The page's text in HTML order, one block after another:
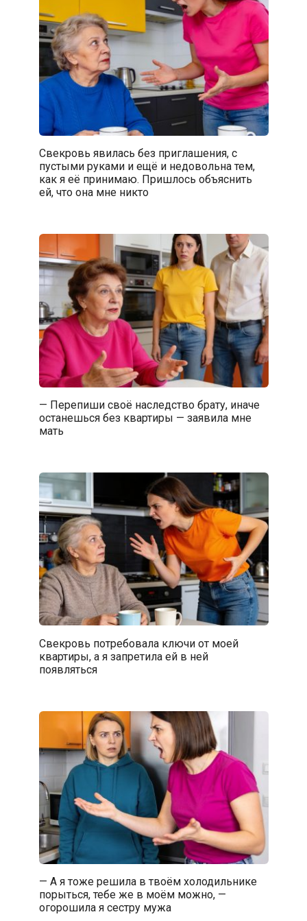
Свекровь явилась без приглашения, с
пустыми руками и ещё и недовольна тем,
как я её принимаю. Пришлось объяснить
ей, что она мне никто
— Перепиши своё наследство брату, иначе
останешься без квартиры — заявила мне
мать
Свекровь потребовала ключи от моей
квартиры, а я запретила ей в ней
появляться
— А я тоже решила в твоём холодильнике
порыться, тебе же в моём можно, —
огорошила я сестру мужа